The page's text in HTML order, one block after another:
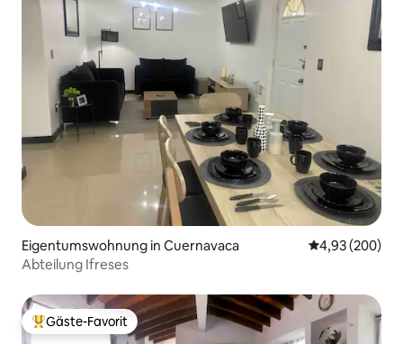
Eigentumswohnung in Cuernavaca
4,93 (200)
Abteilung Ifreses
Beliebter Gäste-Favorit.
Gäste-Favorit